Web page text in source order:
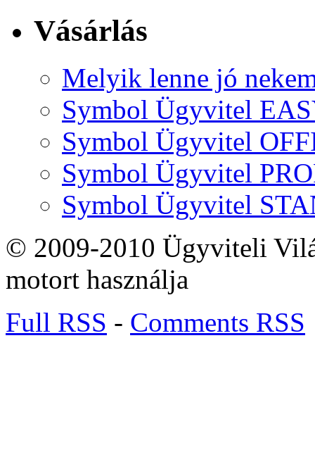
Vásárlás
Melyik lenne jó
Symbol Ügyvitel
Symbol Ügyvitel
Symbol Ügyvitel
Symbol Ügyvitel
© 2009-2010 Ügyviteli
motort használja
Full RSS - Comments RSS